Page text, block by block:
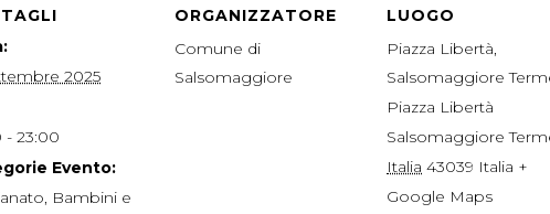
2025
- 23:00
Evento:
, Bambini e
ORGANIZZATORE
Comune di
Salsomaggiore
LUOGO
Piazza Libertà,
Salsomaggiore
Piazza Libertà
Salsomaggiore
Italia 43039 Italia +
Google Maps